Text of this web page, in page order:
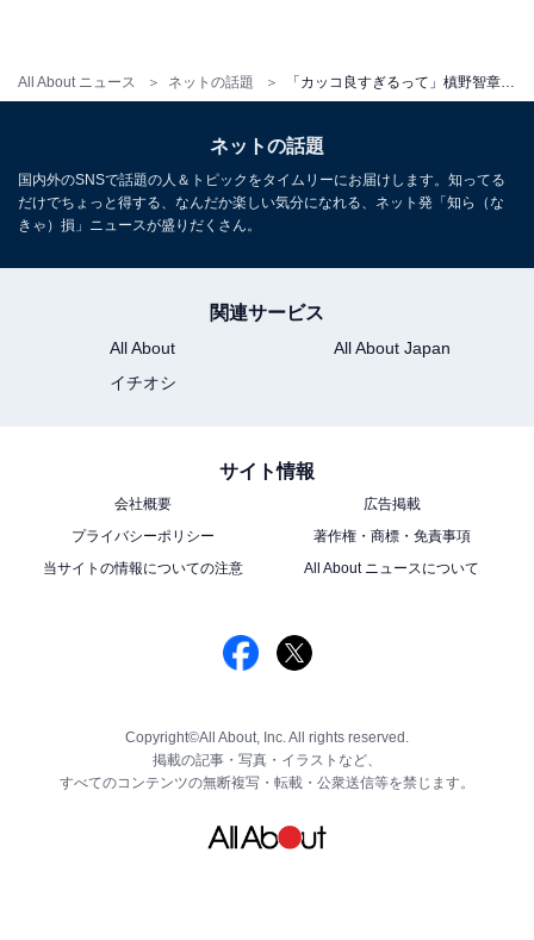
All About ニュース ネットの話題
ネットの話題
国内外のSNSで話題の人＆トピックをタイムリーにお届けします。知ってる
だけでちょっと得する、なんだか楽しい気分になれる、ネット発「知ら（な
きゃ）損」ニュースが盛りだくさん。
関連サービス
All About
All About Japan
イチオシ
サイト情報
会社概要
広告掲載
プライバシーポリシー
著作権・商標・免責事項
当サイトの情報についての注意
All About ニュースについて
Copyright©All About, Inc. All rights reserved.
掲載の記事・写真・イラストなど、
すべてのコンテンツの無断複写・転載・公衆送信等を禁じます。